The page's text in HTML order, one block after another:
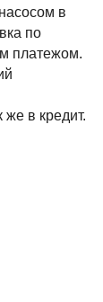
в
по
платежом.
же в кредит.